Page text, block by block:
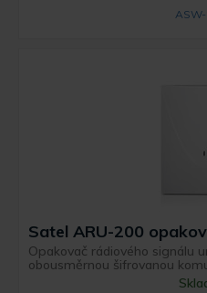
ASW-
Satel ARU-200
Opakovač rádiového signálu
obousměrnou šifrovanou